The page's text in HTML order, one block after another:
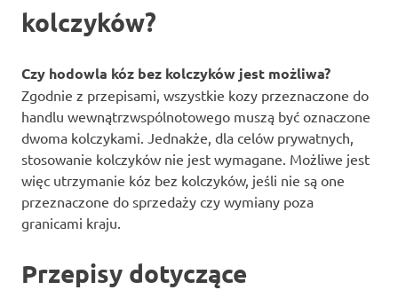
kolczyków?
Czy hodowla kóz bez kolczyków jest możliwa?
Zgodnie z przepisami, wszystkie kozy przeznaczone do
handlu wewnątrzwspólnotowego muszą być oznaczone
dwoma kolczykami. Jednakże, dla celów prywatnych,
stosowanie kolczyków nie jest wymagane. Możliwe jest
więc utrzymanie kóz bez kolczyków, jeśli nie są one
przeznaczone do sprzedaży czy wymiany poza
granicami kraju.
Przepisy dotyczące